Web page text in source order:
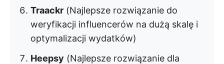
Traackr (Najlepsze rozwiązanie do
weryfikacji influencerów na dużą skalę i
optymalizacji wydatków)
Heepsy (Najlepsze rozwiązanie dla